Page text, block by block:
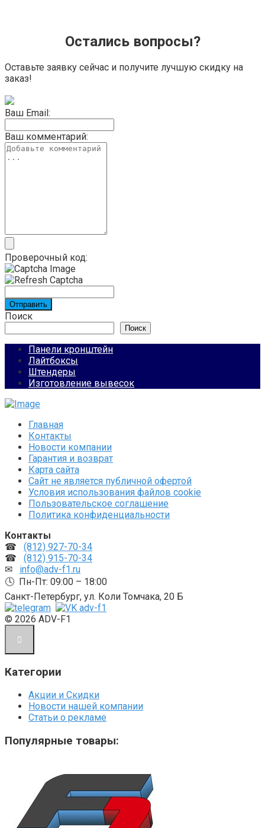
Остались вопросы?
Оставьте заявку сейчас и получите лучшую скидку на
заказ!
Ваш Email:
Ваш комментарий:
Проверочный код:
Отправить
Поиск
Поиск
Панели кронштейн
Лайтбоксы
Штендеры
Изготовление вывесок
Главная
Контакты
Новости компании
Гарантия и возврат
Карта сайта
Сайт не является публичной офертой
Условия использования файлов cookie
Пользовательское соглашение
Политика конфиденциальности
Контакты
☎ (812) 927-70-34
☎ (812) 915-70-34
✉ info@adv-f1.ru
🕓 Пн-Пт: 09:00 – 18:00
Санкт-Петербург, ул. Коли Томчака, 20 Б
© 2026 ADV-F1
Категории
Акции и Скидки
Новости нашей компании
Статьи о рекламе
Популярные товары: